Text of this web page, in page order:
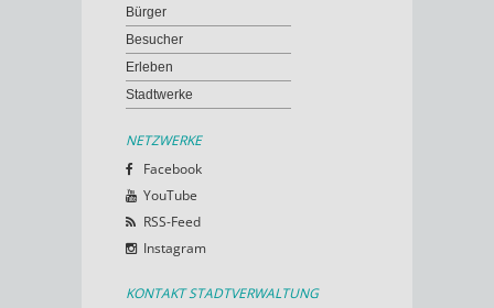
Bürger
Besucher
Erleben
Stadtwerke
NETZWERKE
Facebook
YouTube
RSS-Feed
Instagram
KONTAKT STADTVERWALTUNG